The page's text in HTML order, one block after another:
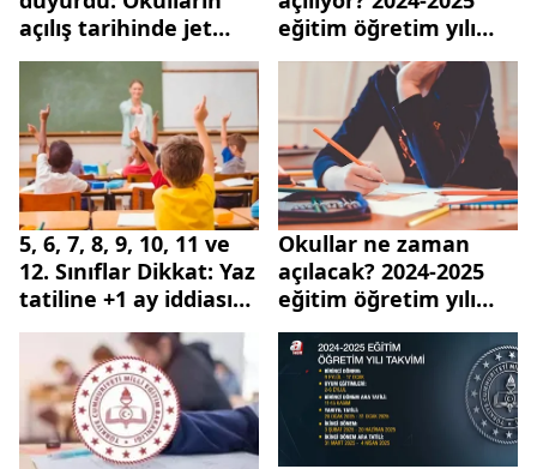
açılış tarihinde jet
karar! 5.6.7.8.9.10.11.12.sınıflar...
eğitim öğretim yılı
hangi tarihte
başlayacak? MEB
takvimi...
5, 6, 7, 8, 9, 10, 11 ve
12. Sınıflar Dikkat: Yaz
tatiline +1 ay iddiası
kesinleşti! Öğrenciler
ve öğretmenler...
Okullar ne zaman
açılacak? 2024-2025
eğitim öğretim yılı
hangi tarihte
başlayacak? İşte
MEB'den eylül
takvimi...